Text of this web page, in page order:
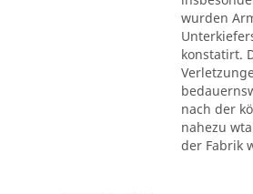
wurden
konstatirt.
nach der
nahezu
der Fabrik